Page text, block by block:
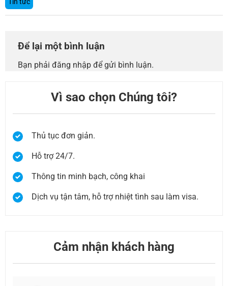
Để lại một bình luận
Bạn phải đăng nhập để gửi bình luận.
Vì sao chọn Chúng tôi?
Thủ tục đơn giản.
Hỗ trợ 24/7.
Thông tin minh bạch, công khai
Dịch vụ tận tâm, hỗ trợ nhiệt tình sau làm visa.
Cảm nhận khách hàng